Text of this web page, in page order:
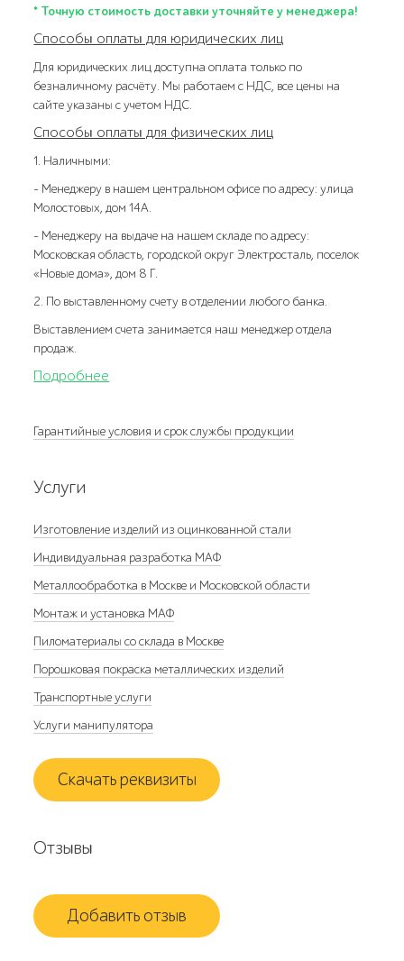
* Точную стоимость доставки уточняйте у менеджера!
Способы оплаты для юридических лиц
Для юридических лиц доступна оплата только по
безналичному расчёту. Мы работаем с НДС, все цены на
сайте указаны с учетом НДС.
Способы оплаты для физических лиц
1. Наличными:
- Менеджеру в нашем центральном офисе по адресу: улица
Молостовых, дом 14А.
- Менеджеру на выдаче на нашем складе по адресу:
Московская область, городской округ Электросталь, поселок
«Новые дома», дом 8 Г.
2. По выставленному счету в отделении любого банка.
Выставлением счета занимается наш менеджер отдела
продаж.
Подробнее
Гарантийные условия и срок службы продукции
Услуги
Изготовление изделий из оцинкованной стали
Индивидуальная разработка МАФ
Металлообработка в Москве и Московской области
Монтаж и установка МАФ
Пиломатериалы со склада в Москве
Порошковая покраска металлических изделий
Транспортные услуги
Услуги манипулятора
Скачать реквизиты
Отзывы
Добавить отзыв